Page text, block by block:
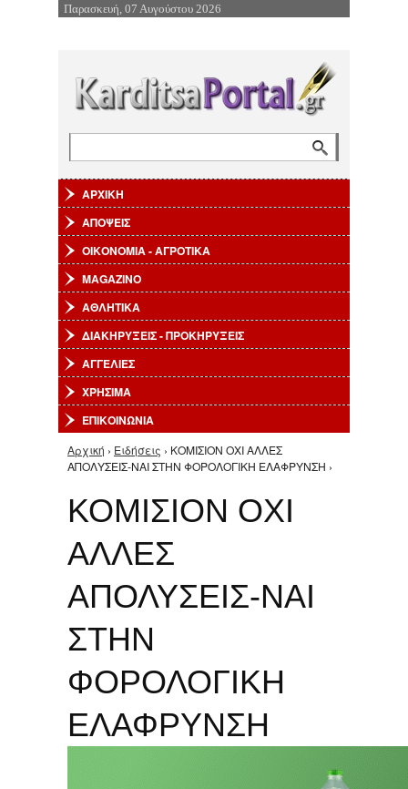
Επιστροφή στην Πλοήγηση
Παρασκευή, 07 Αυγούστου 2026
ΑΡΧΙΚΗ
ΑΠΟΨΕΙΣ
ΟΙΚΟΝΟΜΙΑ - ΑΓΡΟΤΙΚΑ
MAGAZINO
ΑΘΛΗΤΙΚΑ
ΔΙΑΚΗΡΥΞΕΙΣ - ΠΡΟΚΗΡΥΞΕΙΣ
ΑΓΓΕΛΙΕΣ
ΧΡΗΣΙΜΑ
ΕΠΙΚΟΙΝΩΝΙΑ
Είστε εδώ
Αρχική › Ειδήσεις › ΚΟΜΙΣΙΟΝ ΟΧΙ ΑΛΛΕΣ
ΑΠΟΛΥΣΕΙΣ-ΝΑΙ ΣΤΗΝ ΦΟΡΟΛΟΓΙΚΗ ΕΛΑΦΡΥΝΣΗ ›
ΚΟΜΙΣΙΟΝ ΟΧΙ
ΑΛΛΕΣ
ΑΠΟΛΥΣΕΙΣ-ΝΑΙ
ΣΤΗΝ
ΦΟΡΟΛΟΓΙΚΗ
ΕΛΑΦΡΥΝΣΗ